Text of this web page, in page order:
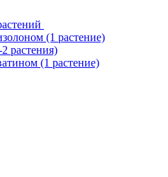
(1 растение)
растения)
(1 растение)